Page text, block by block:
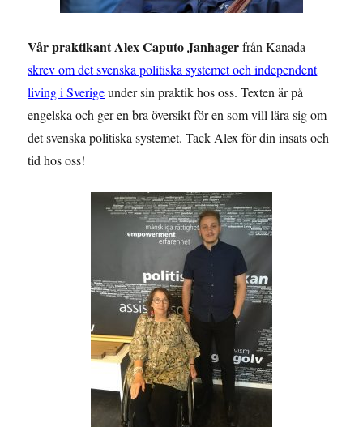
Vår praktikant Alex Caputo Janhagerfrån Kanada
skrev om det svenska politiska systemet och independent
living i Sverigeunder sin praktik hos oss. Texten är på
engelska och ger en bra översikt för en som vill lära sig om
det svenska politiska systemet. Tack Alex för din insats och
tid hos oss!